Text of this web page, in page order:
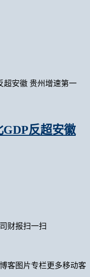
超安徽 贵州增速第一
反超安徽
财报扫一扫
图片专栏更多移动客